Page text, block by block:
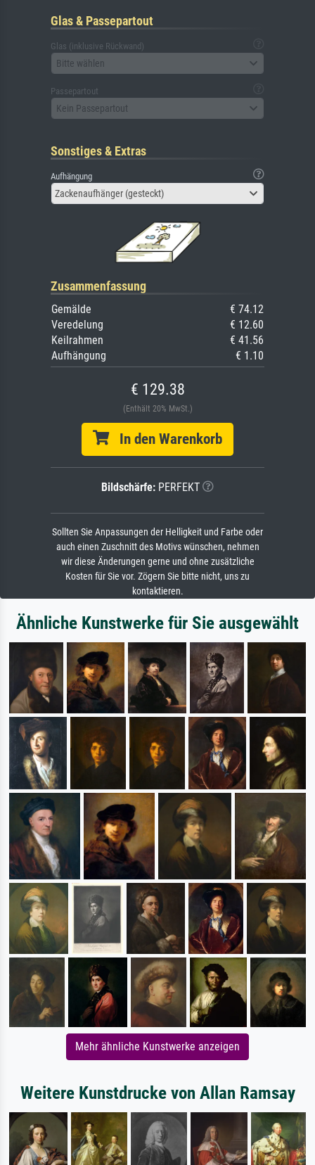
Glas & Passepartout
Glas (inklusive Rückwand)
Bitte wählen
Passepartout
Kein Passepartout
Sonstiges & Extras
Aufhängung
Zackenaufhänger (gesteckt)
Zusammenfassung
Gemälde
€ 74.12
Veredelung
€ 12.60
Keilrahmen
€ 41.56
Aufhängung
€ 1.10
€ 129.38
(Enthält 20% MwSt.)
In den Warenkorb
Bildschärfe: PERFEKT
Sollten Sie Anpassungen der Helligkeit und Farbe oder
auch einen Zuschnitt des Motivs wünschen, nehmen
wir diese Änderungen gerne und ohne zusätzliche
Kosten für Sie vor. Zögern Sie bitte nicht, uns zu
kontaktieren.
Ähnliche Kunstwerke für Sie ausgewählt
Mehr ähnliche Kunstwerke anzeigen
Weitere Kunstdrucke von Allan Ramsay